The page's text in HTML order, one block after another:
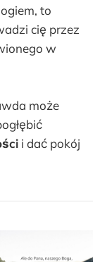
to
cię przez
w
może
i dać pokój